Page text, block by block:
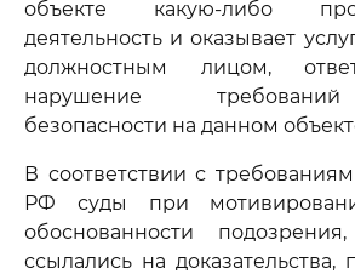
объекте какую-либо
деятельность и оказывает
должностным лицом,
нарушение
безопасности на данном
В соответствии с
РФ суды при
обоснованности
ссылались на доказательства,